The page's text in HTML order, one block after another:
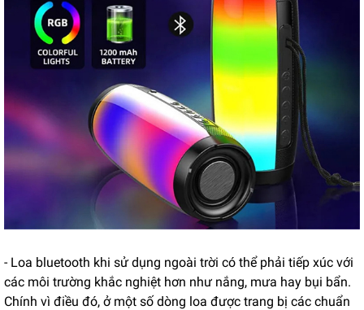
- Loa bluetooth khi sử dụng ngoài trời có thể phải tiếp xúc với
các môi trường khắc nghiệt hơn như nắng, mưa hay bụi bẩn.
Chính vì điều đó, ở một số dòng loa được trang bị các chuẩn